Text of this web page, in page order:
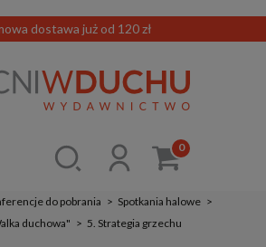
dostawa już od 120 zł
0
do pobrania > Spotkania halowe >
duchowa" > 5. Strategia grzechu